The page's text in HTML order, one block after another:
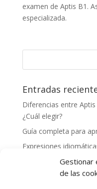
Gestionar
de las
examen de Aptis B1.
especializada.
Entradas
Diferencias entre
¿Cuál elegir?
Guía completa para
Expresiones
comunicarte como un
Cómo mejorar tu